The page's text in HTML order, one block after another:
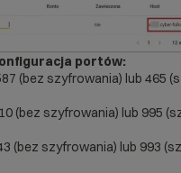
portów:
(bez szyfrowania) lub 465
(bez szyfrowania) lub 995
(bez szyfrowania) lub 993